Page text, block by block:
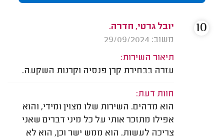
יובל גרטי, חדרה.
משוב: 29/09/2024
תיאור השירות:
עזרה בבחירת קרן פנסיה וקרנות השקעה.
חוות דעת:
הוא מדהים. השירות שלו מצוין ומידי, והוא
אפילו מתזכר אותי על כל מיני דברים שאני
צריכה לעשות. הוא ממש ישר וכן, הוא לא
10